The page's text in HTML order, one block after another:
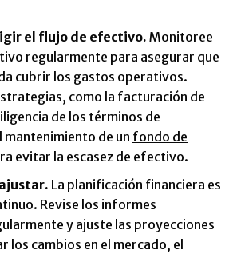
el flujo de efectivo. Monitoree
regularmente para asegurar que
cubrir los gastos operativos.
como la facturación de
de los términos de
mantenimiento de un fondo de
evitar la escasez de efectivo.
La planificación financiera es
Revise los informes
y ajuste las proyecciones
los cambios en el mercado, el